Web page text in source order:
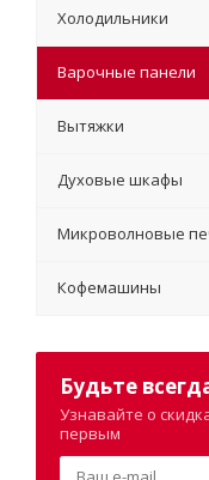
Холодильники
Варочные панели
Вытяжки
Духовые шкафы
Микроволновые
Кофемашины
Будьте
Узнавайте о
первым